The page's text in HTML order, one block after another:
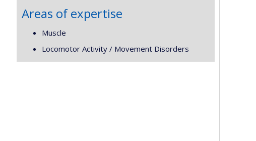
Areas of expertise
Muscle
Locomotor Activity / Movement Disorders